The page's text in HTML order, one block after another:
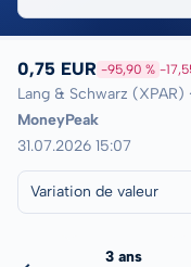
0,75 EUR -95,90 % -
Lang & Schwarz
MoneyPeak
31.07.2026 15:07
Variation de valeur
3 ans